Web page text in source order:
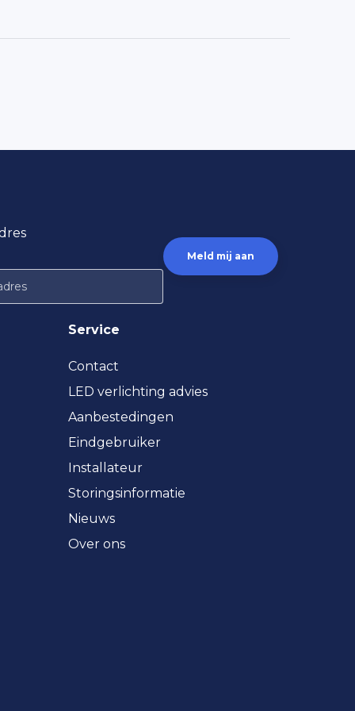
Service
Contact
LED verlichting advies
Aanbestedingen
Eindgebruiker
Installateur
Storingsinformatie
Nieuws
Over ons